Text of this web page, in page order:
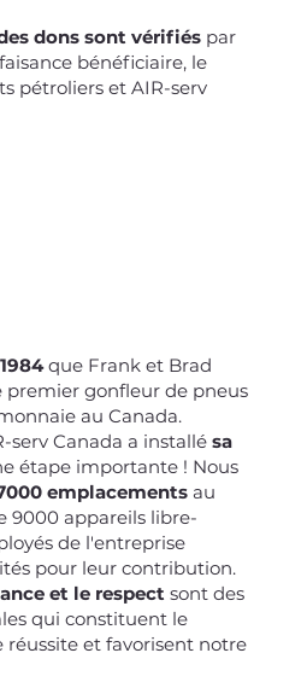
dons sont vérifiéspar
bénéficiaire, le
pétroliers et AIR-serv
que Frank et Brad
premier gonfleur de pneus
au Canada.
serv Canada a installé sa
étape importante ! Nous
emplacementsau
9000 appareils libre-
de l'entreprise
pour leur contribution.
et le respectsont des
qui constituent le
et favorisent notre